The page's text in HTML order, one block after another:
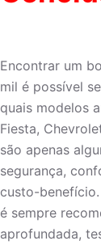
Encontrar um
mil é possível
quais modelos
Fiesta,
são apenas
segurança,
custo-
é sempre
aprofundada,